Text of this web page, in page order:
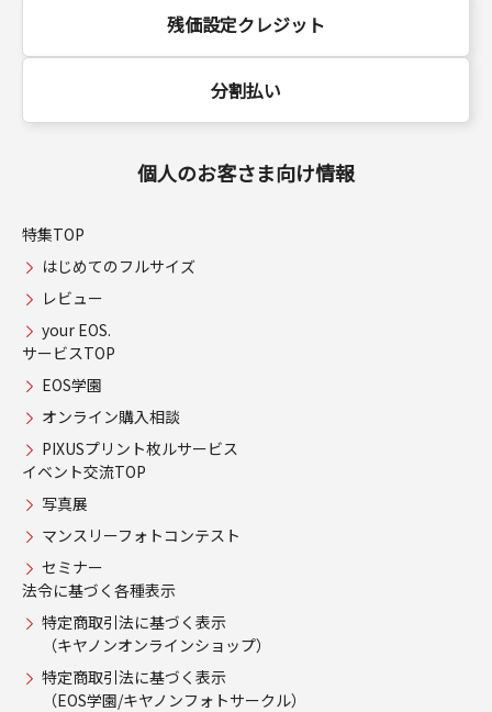
残価設定クレジット
分割払い
個人のお客さま向け情報
特集TOP
はじめてのフルサイズ
レビュー
your EOS.
サービスTOP
EOS学園
オンライン購入相談
PIXUSプリント枚ルサービス
イベント交流TOP
写真展
マンスリーフォトコンテスト
セミナー
法令に基づく各種表示
特定商取引法に基づく表示
（キヤノンオンラインショップ）
特定商取引法に基づく表示
（EOS学園/キヤノンフォトサークル）